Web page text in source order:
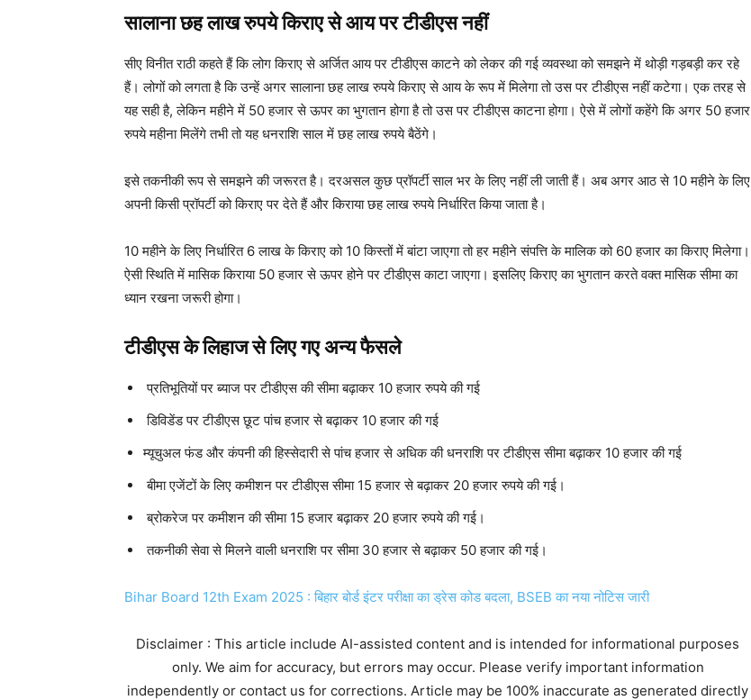
सालाना छह लाख रुपये किराए से आय पर टीडीएस नहीं
सीए विनीत राठी कहते हैं कि लोग किराए से अर्जित आय पर टीडीएस काटने को लेकर की गई व्यवस्था को समझने में थोड़ी गड़बड़ी कर रहे
हैं। लोगों को लगता है कि उन्हें अगर सालाना छह लाख रुपये किराए से आय के रूप में मिलेगा तो उस पर टीडीएस नहीं कटेगा। एक तरह से
यह सही है, लेकिन महीने में 50 हजार से ऊपर का भुगतान होगा है तो उस पर टीडीएस काटना होगा। ऐसे में लोगों कहेंगे कि अगर 50 हजार
रुपये महीना मिलेंगे तभी तो यह धनराशि साल में छह लाख रुपये बैठेंगे।
इसे तकनीकी रूप से समझने की जरूरत है। दरअसल कुछ प्रॉपर्टी साल भर के लिए नहीं ली जाती हैं। अब अगर आठ से 10 महीने के लिए
अपनी किसी प्रॉपर्टी को किराए पर देते हैं और किराया छह लाख रुपये निर्धारित किया जाता है।
10 महीने के लिए निर्धारित 6 लाख के किराए को 10 किस्तों में बांटा जाएगा तो हर महीने संपत्ति के मालिक को 60 हजार का किराए मिलेगा।
ऐसी स्थिति में मासिक किराया 50 हजार से ऊपर होने पर टीडीएस काटा जाएगा। इसलिए किराए का भुगतान करते वक्त मासिक सीमा का
ध्यान रखना जरूरी होगा।
टीडीएस के लिहाज से लिए गए अन्य फैसले
प्रतिभूतियों पर ब्याज पर टीडीएस की सीमा बढ़ाकर 10 हजार रुपये की गई
डिविडेंड पर टीडीएस छूट पांच हजार से बढ़ाकर 10 हजार की गई
म्यूचुअल फंड और कंपनी की हिस्सेदारी से पांच हजार से अधिक की धनराशि पर टीडीएस सीमा बढ़ाकर 10 हजार की गई
बीमा एजेंटों के लिए कमीशन पर टीडीएस सीमा 15 हजार से बढ़ाकर 20 हजार रुपये की गई।
ब्रोकरेज पर कमीशन की सीमा 15 हजार बढ़ाकर 20 हजार रुपये की गई।
तकनीकी सेवा से मिलने वाली धनराशि पर सीमा 30 हजार से बढ़ाकर 50 हजार की गई।
Bihar Board 12th Exam 2025 : बिहार बोर्ड इंटर परीक्षा का ड्रेस कोड बदला, BSEB का नया नोटिस जारी
Disclaimer : This article include AI-assisted content and is intended for informational purposes
only. We aim for accuracy, but errors may occur. Please verify important information
independently or contact us for corrections. Article may be 100% inaccurate as generated directly